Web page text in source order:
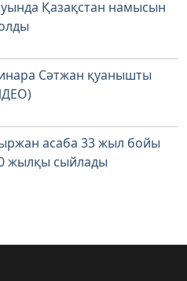
Қазақстан намысын
Сәтжан қуанышты
асаба 33 жыл бойы
жылқы сыйлады